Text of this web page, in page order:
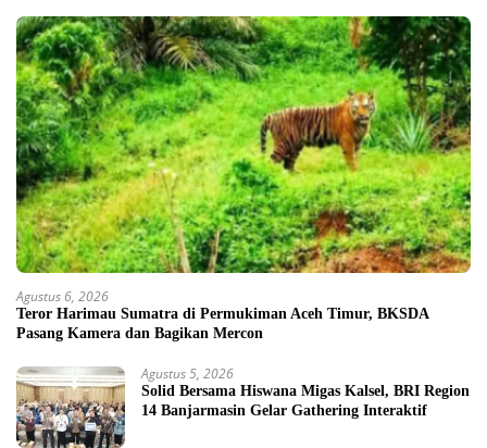
Agustus 6, 2026
Teror Harimau Sumatra di Permukiman Aceh Timur, BKSDA
Pasang Kamera dan Bagikan Mercon
Agustus 5, 2026
Solid Bersama Hiswana Migas Kalsel, BRI Region
14 Banjarmasin Gelar Gathering Interaktif